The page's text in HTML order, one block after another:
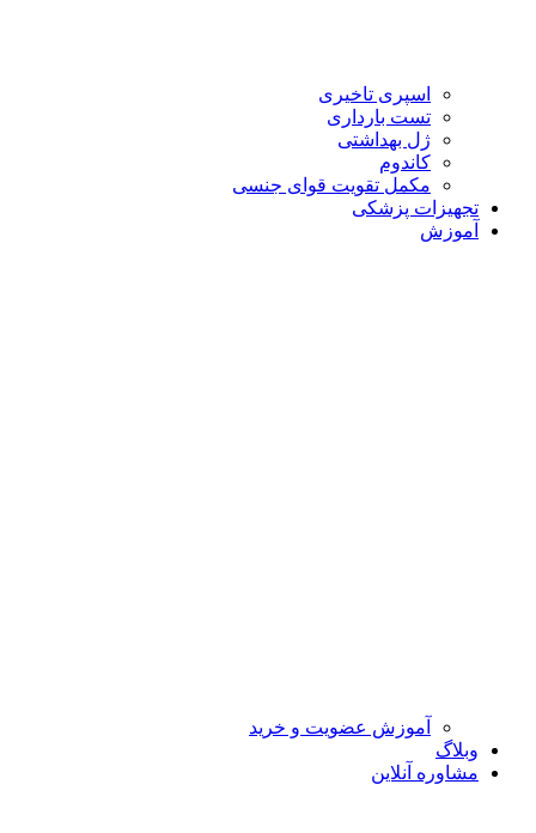
اسپری تاخیری
تست بارداری
ژل بهداشتی
کاندوم
مکمل تقویت قوای جنسی
تجهیزات پزشکی
آموزش
آموزش عضویت و خرید
وبلاگ
مشاوره آنلاین